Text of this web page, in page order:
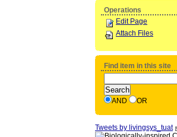
Operations
Edit Page
Attach Files
Find item in this site
AND OR
Tweets by livingsys_tuat